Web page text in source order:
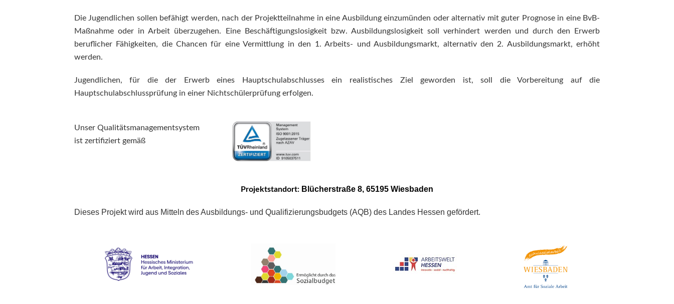
Die Jugendlichen sollen befähigt werden, nach der Projektteilnahme in eine Ausbildung einzumünden oder alternativ mit guter Prognose in eine BvB-
Maßnahme oder in Arbeit überzugehen. Eine Beschäftigungslosigkeit bzw. Ausbildungslosigkeit soll verhindert werden und durch den Erwerb
beruflicher Fähigkeiten, die Chancen für eine Vermittlung in den 1. Arbeits- und Ausbildungsmarkt, alternativ den 2. Ausbildungsmarkt, erhöht
werden.
Jugendlichen, für die der Erwerb eines Hauptschulabschlusses ein realistisches Ziel geworden ist, soll die Vorbereitung auf die
Hauptschulabschlussprüfung in einer Nichtschülerprüfung erfolgen.
Unser Qualitätsmanagementsystem
ist zertifiziert gemäß
Projektstandort: Blücherstraße 8, 65195 Wiesbaden
Dieses Projekt wird aus Mitteln des Ausbildungs- und Qualifizierungsbudgets (AQB) des Landes Hessen gefördert.